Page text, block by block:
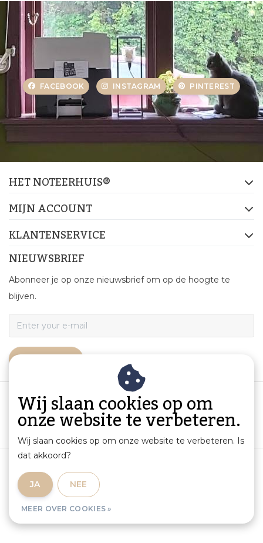
FACEBOOK INSTAGRAM PINTEREST
HET NOTEERHUIS®
MIJN ACCOUNT
KLANTENSERVICE
NIEUWSBRIEF
Abonneer je op onze nieuwsbrief om op de hoogte te
blijven.
Productinformatie en aansprakelijkheid
Sitemap
Wij slaan cookies op om
onze website te verbeteren.
Wij slaan cookies op om onze website te verbeteren. Is
dat akkoord?
JA NEE
MEER OVER COOKIES »